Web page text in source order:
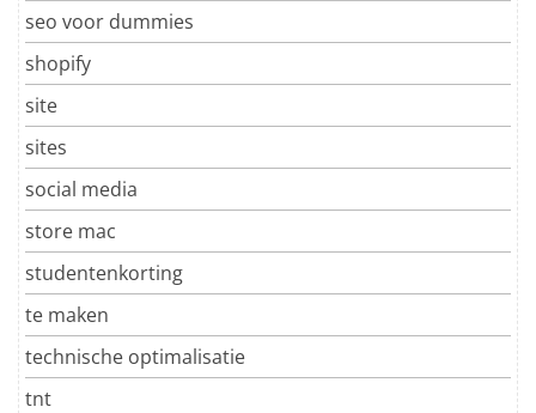
seo voor dummies
shopify
site
sites
social media
store mac
studentenkorting
te maken
technische optimalisatie
tnt